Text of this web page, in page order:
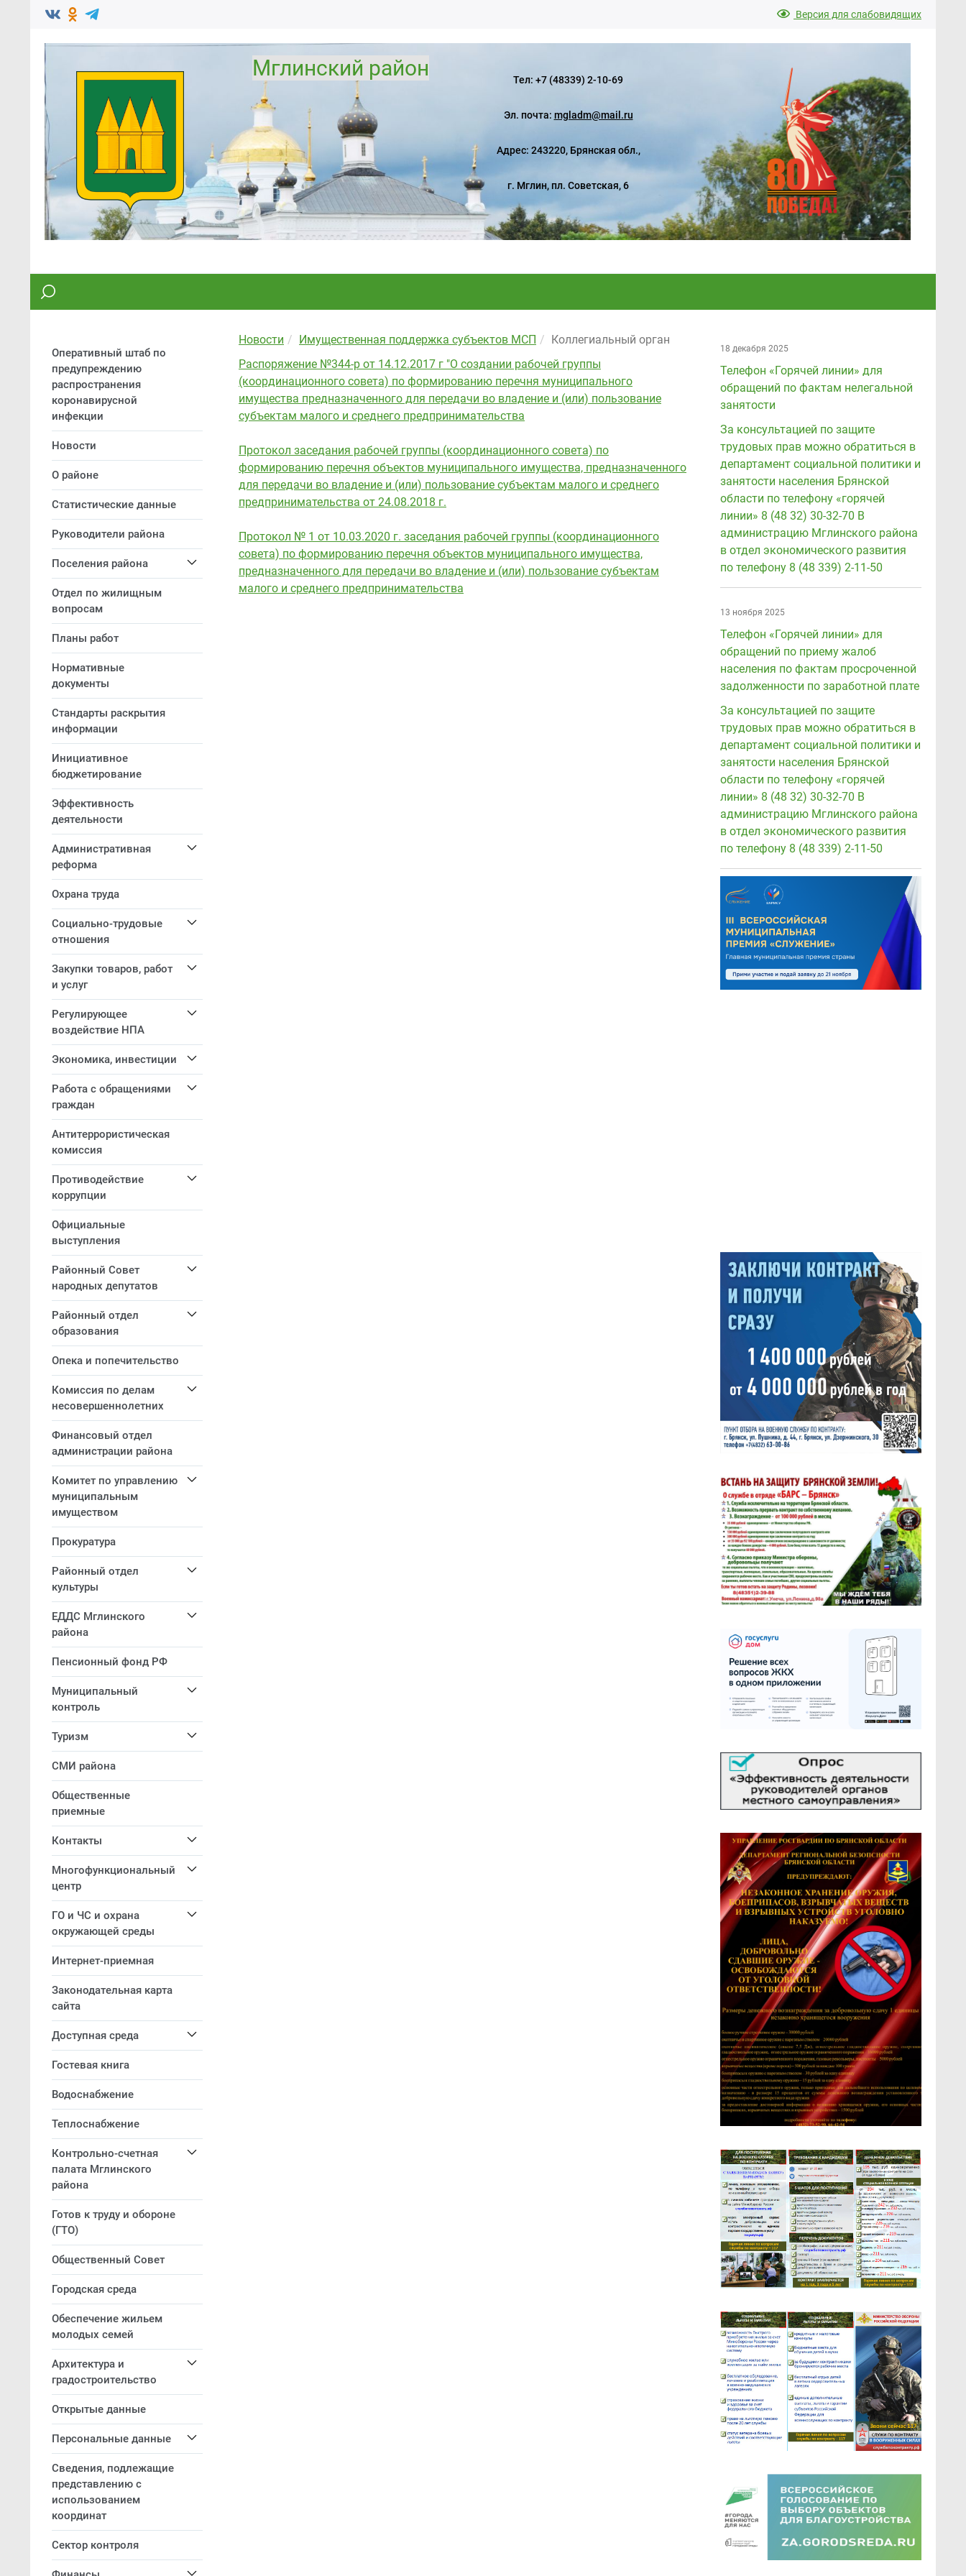
Версия для слабовидящих
Мглинский район Тел: +7 (48339) 2-10-69
Эл. почта: mgladm@mail.ru
Адрес: 243220, Брянская обл.,
г. Мглин, пл. Советская, 6
Оперативный штаб по
предупреждению
распространения
коронавирусной
инфекции
Новости
О районе
Статистические данные
Руководители района
Поселения района
Отдел по жилищным
вопросам
Планы работ
Нормативные
документы
Стандарты раскрытия
информации
Инициативное
бюджетирование
Эффективность
деятельности
Административная
реформа
Охрана труда
Социально-трудовые
отношения
Закупки товаров, работ
и услуг
Регулирующее
воздействие НПА
Экономика, инвестиции
Работа с обращениями
граждан
Антитеррористическая
комиссия
Противодействие
коррупции
Официальные
выступления
Районный Совет
народных депутатов
Районный отдел
образования
Опека и попечительство
Комиссия по делам
несовершеннолетних
Финансовый отдел
администрации района
Комитет по управлению
муниципальным
имуществом
Прокуратура
Районный отдел
культуры
ЕДДС Мглинского
района
Пенсионный фонд РФ
Муниципальный
контроль
Туризм
СМИ района
Общественные
приемные
Контакты
Многофункциональный
центр
ГО и ЧС и охрана
окружающей среды
Интернет-приемная
Законодательная карта
сайта
Доступная среда
Гостевая книга
Водоснабжение
Теплоснабжение
Контрольно-счетная
палата Мглинского
района
Готов к труду и обороне
(ГТО)
Общественный Совет
Городская среда
Обеспечение жильем
молодых семей
Архитектура и
градостроительство
Открытые данные
Персональные данные
Сведения, подлежащие
представлению с
использованием
координат
Сектор контроля
Новости Имущественная поддержка субъектов МСП
Коллегиальный орган
Распоряжение №344-р от 14.12.2017 г "О создании рабочей группы
(координационного совета) по формированию перечня муниципального
имущества предназначенного для передачи во владение и (или) пользование
субъектам малого и среднего предпринимательства
Протокол заседания рабочей группы (координационного совета) по
формированию перечня объектов муниципального имущества, предназначенного
для передачи во владение и (или) пользование субъектам малого и среднего
предпринимательства от 24.08.2018 г.
Протокол № 1 от 10.03.2020 г. заседания рабочей группы (координационного
совета) по формированию перечня объектов муниципального имущества,
предназначенного для передачи во владение и (или) пользование субъектам
малого и среднего предпринимательства
18 декабря 2025
Телефон «Горячей линии» для
обращений по фактам нелегальной
занятости
За консультацией по защите
трудовых прав можно обратиться в
департамент социальной политики и
занятости населения Брянской
области по телефону «горячей
линии» 8 (48 32) 30-32-70 В
администрацию Мглинского района
в отдел экономического развития
по телефону 8 (48 339) 2-11-50
13 ноября 2025
Телефон «Горячей линии» для
обращений по приему жалоб
населения по фактам просроченной
задолженности по заработной плате
За консультацией по защите
трудовых прав можно обратиться в
департамент социальной политики и
занятости населения Брянской
области по телефону «горячей
линии» 8 (48 32) 30-32-70 В
администрацию Мглинского района
в отдел экономического развития
по телефону 8 (48 339) 2-11-50